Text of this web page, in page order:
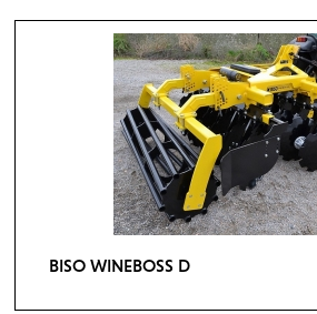
BISO WINEBOSS D